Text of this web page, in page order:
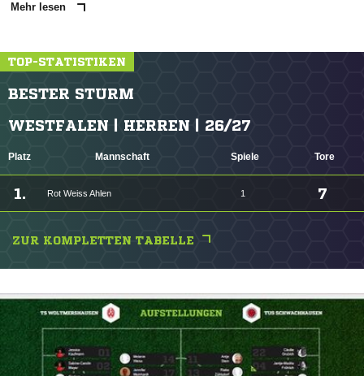
Mehr lesen
TOP-STATISTIKEN
BESTER STURM
WESTFALEN | HERREN | 26/27
Platz Mannschaft Spiele Tore
1. Rot Weiss Ahlen 1 7
ZUR KOMPLETTEN TABELLE